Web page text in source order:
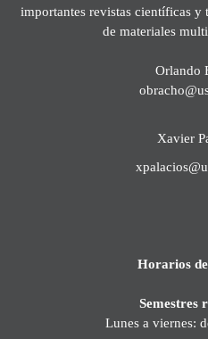
importantes revistas científicas y
de materiales
Orlando
Xavier
Horarios
Semestres
Lunes a viernes: